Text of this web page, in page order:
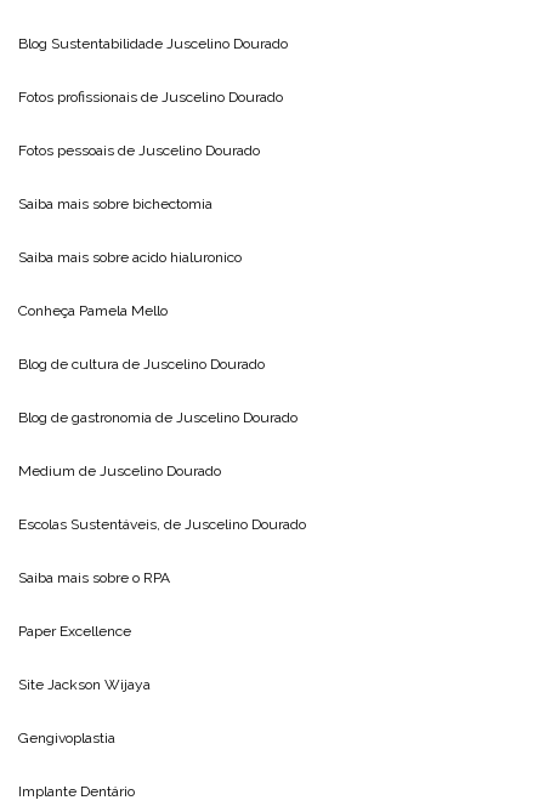
Blog Sustentabilidade Juscelino Dourado
Fotos profissionais de Juscelino Dourado
Fotos pessoais de Juscelino Dourado
Saiba mais sobre bichectomia
Saiba mais sobre acido hialuronico
Conheça Pamela Mello
Blog de cultura de Juscelino Dourado
Blog de gastronomia de Juscelino Dourado
Medium de Juscelino Dourado
Escolas Sustentáveis, de Juscelino Dourado
Saiba mais sobre o RPA
Paper Excellence
Site Jackson Wijaya
Gengivoplastia
Implante Dentário